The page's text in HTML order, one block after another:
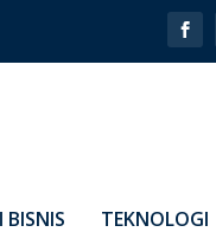
BISNIS TEKNOLOGI